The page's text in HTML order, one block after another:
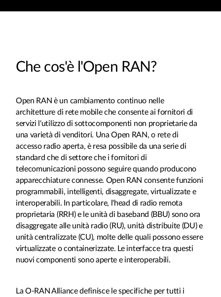
Che cos'è l'Open RAN?
Open RAN è un cambiamento continuo nelle
architetture di rete mobile che consente ai fornitori di
servizi l'utilizzo di sottocomponenti non proprietarie da
una varietà di venditori. Una Open RAN, o rete di
accesso radio aperta, è resa possibile da una serie di
standard che di settore che i fornitori di
telecomunicazioni possono seguire quando producono
apparecchiature connesse. Open RAN consente funzioni
programmabili, intelligenti, disaggregate, virtualizzate e
interoperabili. In particolare, l'head di radio remota
proprietaria (RRH) e le unità di baseband (BBU) sono ora
disaggregate alle unità radio (RU), unità distribuite (DU) e
unità centralizzate (CU), molte delle quali possono essere
virtualizzate o containerizzate. Le interfacce tra questi
nuovi componenti sono aperte e interoperabili.
La O-RAN Alliance definisce le specifiche per tutti i